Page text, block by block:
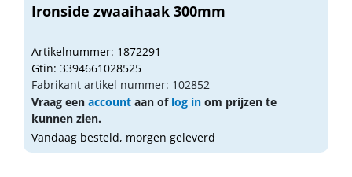
Ironside zwaaihaak 300mm
Artikelnummer: 1872291
Gtin: 3394661028525
Fabrikant artikel nummer: 102852
Vraag een account aan of log in om prijzen te
kunnen zien.
Vandaag besteld, morgen geleverd